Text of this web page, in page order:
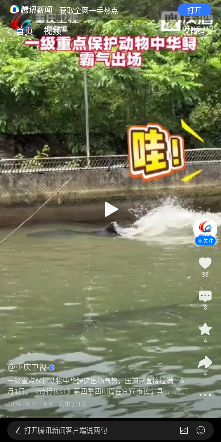
· 获取全网一手热点 打开
首页 视频 无障碍
@重庆卫视
一级重点保护动物中华鲟这出场气势，压迫感直接拉满！6
月1日，《诗行长江》第四季四川篇在宜宾市长宁县...
展开
2026-06-01 19:01 发布于江苏
关注
38
8
4
4
打开腾讯新闻客户端说两句